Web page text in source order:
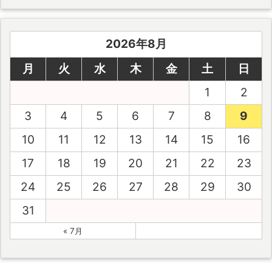
2026年8月
月
火 水 木 金 土
日
1
2
3
4 5 6 7 8
9
10
11 12 13 14 15
16
17
18 19 20 21 22
23
24
25 26 27 28 29
30
31
« 7月